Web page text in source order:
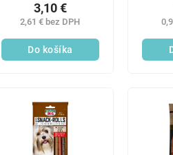
2,61 € bez DPH
3,10 €
Do košíka